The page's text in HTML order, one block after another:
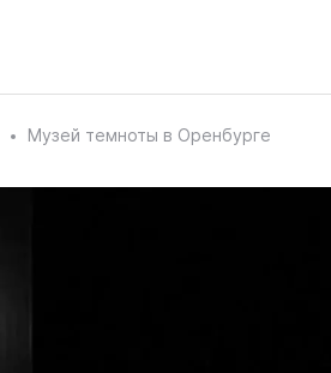
Музей темноты в Оренбурге